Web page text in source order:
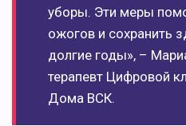
уборы. Эти меры
ожогов и сохранить
долгие годы», –
терапевт Цифровой
Дома ВСК.